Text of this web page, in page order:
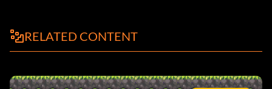
RELATED CONTENT